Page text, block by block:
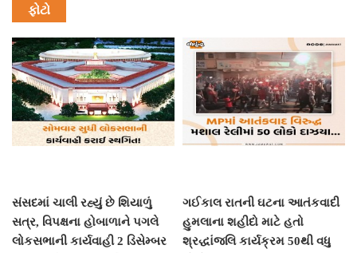
ફોટો
સંસદમાં ચાલી રહ્યું છે શિયાળું
સત્ર, વિપક્ષના હોબાળાને પગલે
લોકસભાની કાર્યવાહી 2 ડિસેમ્બર
ગઈકાલ રાતની ઘટના આતંકવાદી
હુમલાના શહીદો માટે હતો
શ્રદ્ધાંજલિ કાર્યક્રમ 50થી વધુ